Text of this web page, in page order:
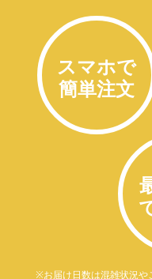
スマホで
簡単注文
※お届け日数は混雑状況や